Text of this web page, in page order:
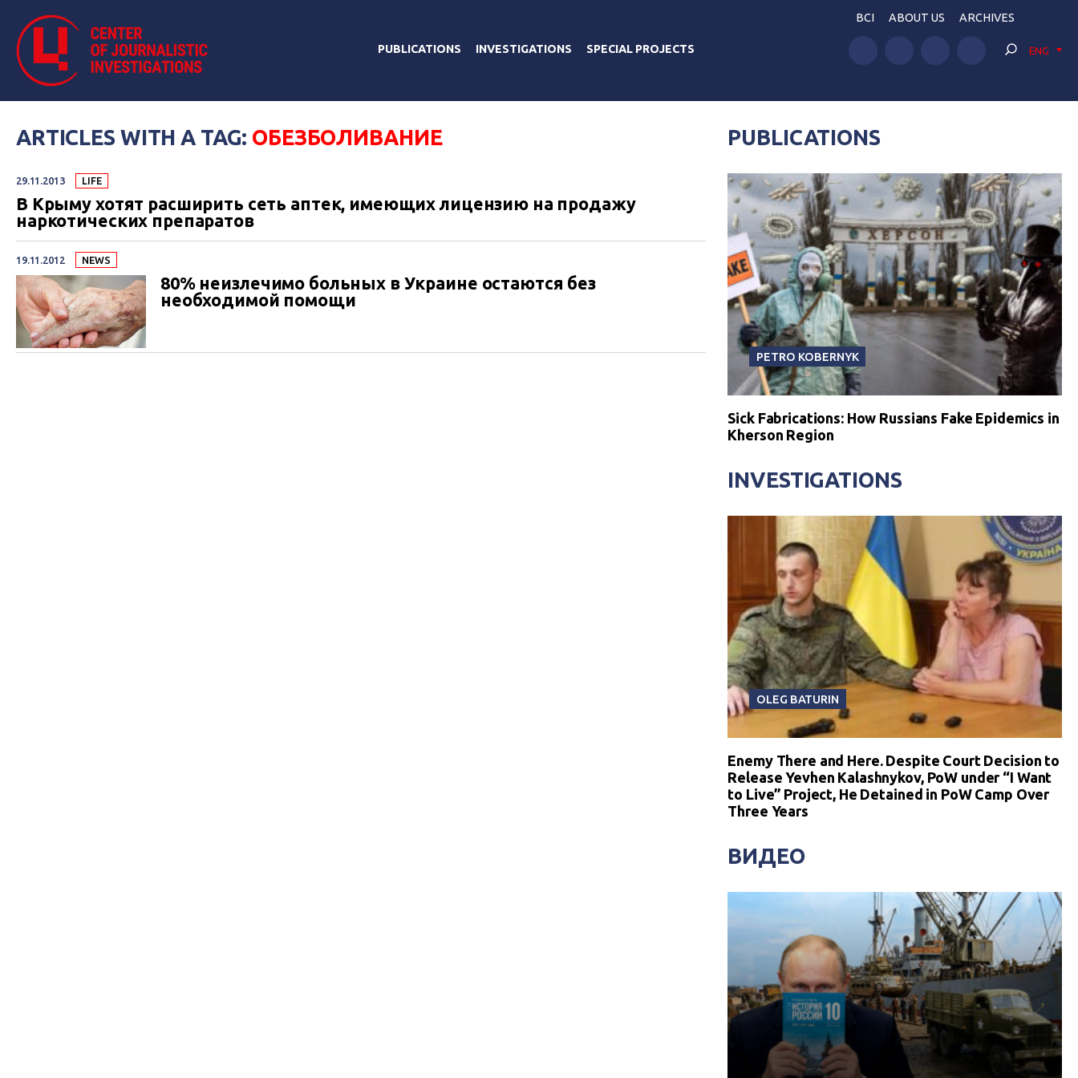
PUBLICATIONS INVESTIGATIONS SPECIAL PROJECTS
BCI ABOUT US ARCHIVES
ENG
ARTICLES WITH A TAG: ОБЕЗБОЛИВАНИЕ
29.11.2013 LIFE
В Крыму хотят расширить сеть аптек, имеющих лицензию на продажу
наркотических препаратов
19.11.2012 NEWS
80% неизлечимо больных в Украине остаются без
необходимой помощи
PUBLICATIONS
PETRO KOBERNYK
Sick Fabrications: How Russians Fake Epidemics in
Kherson Region
INVESTIGATIONS
OLEG BATURIN
Enemy There and Here. Despite Court Decision to
Release Yevhen Kalashnykov, PoW under “I Want
to Live” Project, He Detained in PoW Camp Over
Three Years
ВИДЕО